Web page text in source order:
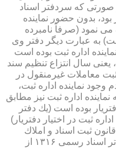
سال ۱۳۱۰ تا سال ۱۳۱۶، در صورتی كه سردفتر اسناد
بدون حضور نماینده
می نمود (صرفاً نامبرده
به عبارت دیگر دفتر وی
اداره ثبت بوده است
لیكن از این تاریخ به بعد، (ازسال ۱۳۱۶، یعنی سال انتزاع تنظیم سند
معاملات غیرمنقول در
وجود نماینده اداره ثبت،
اداره ثبت نیز مطابق
دفتریار بوده است (یك دفتر
ثبت در اختیار دفتریار)
ثبت اسناد و املاك
مصوب ۱۳۱۰ از یك طرف و قانون دفاتر اسناد رسمی ۱۳۱۶ از